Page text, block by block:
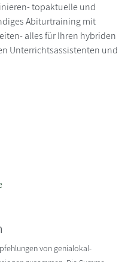
topaktuelle und
Abiturtraining mit
alles für Ihren hybriden
Unterrichtsassistenten und
von genialokal-